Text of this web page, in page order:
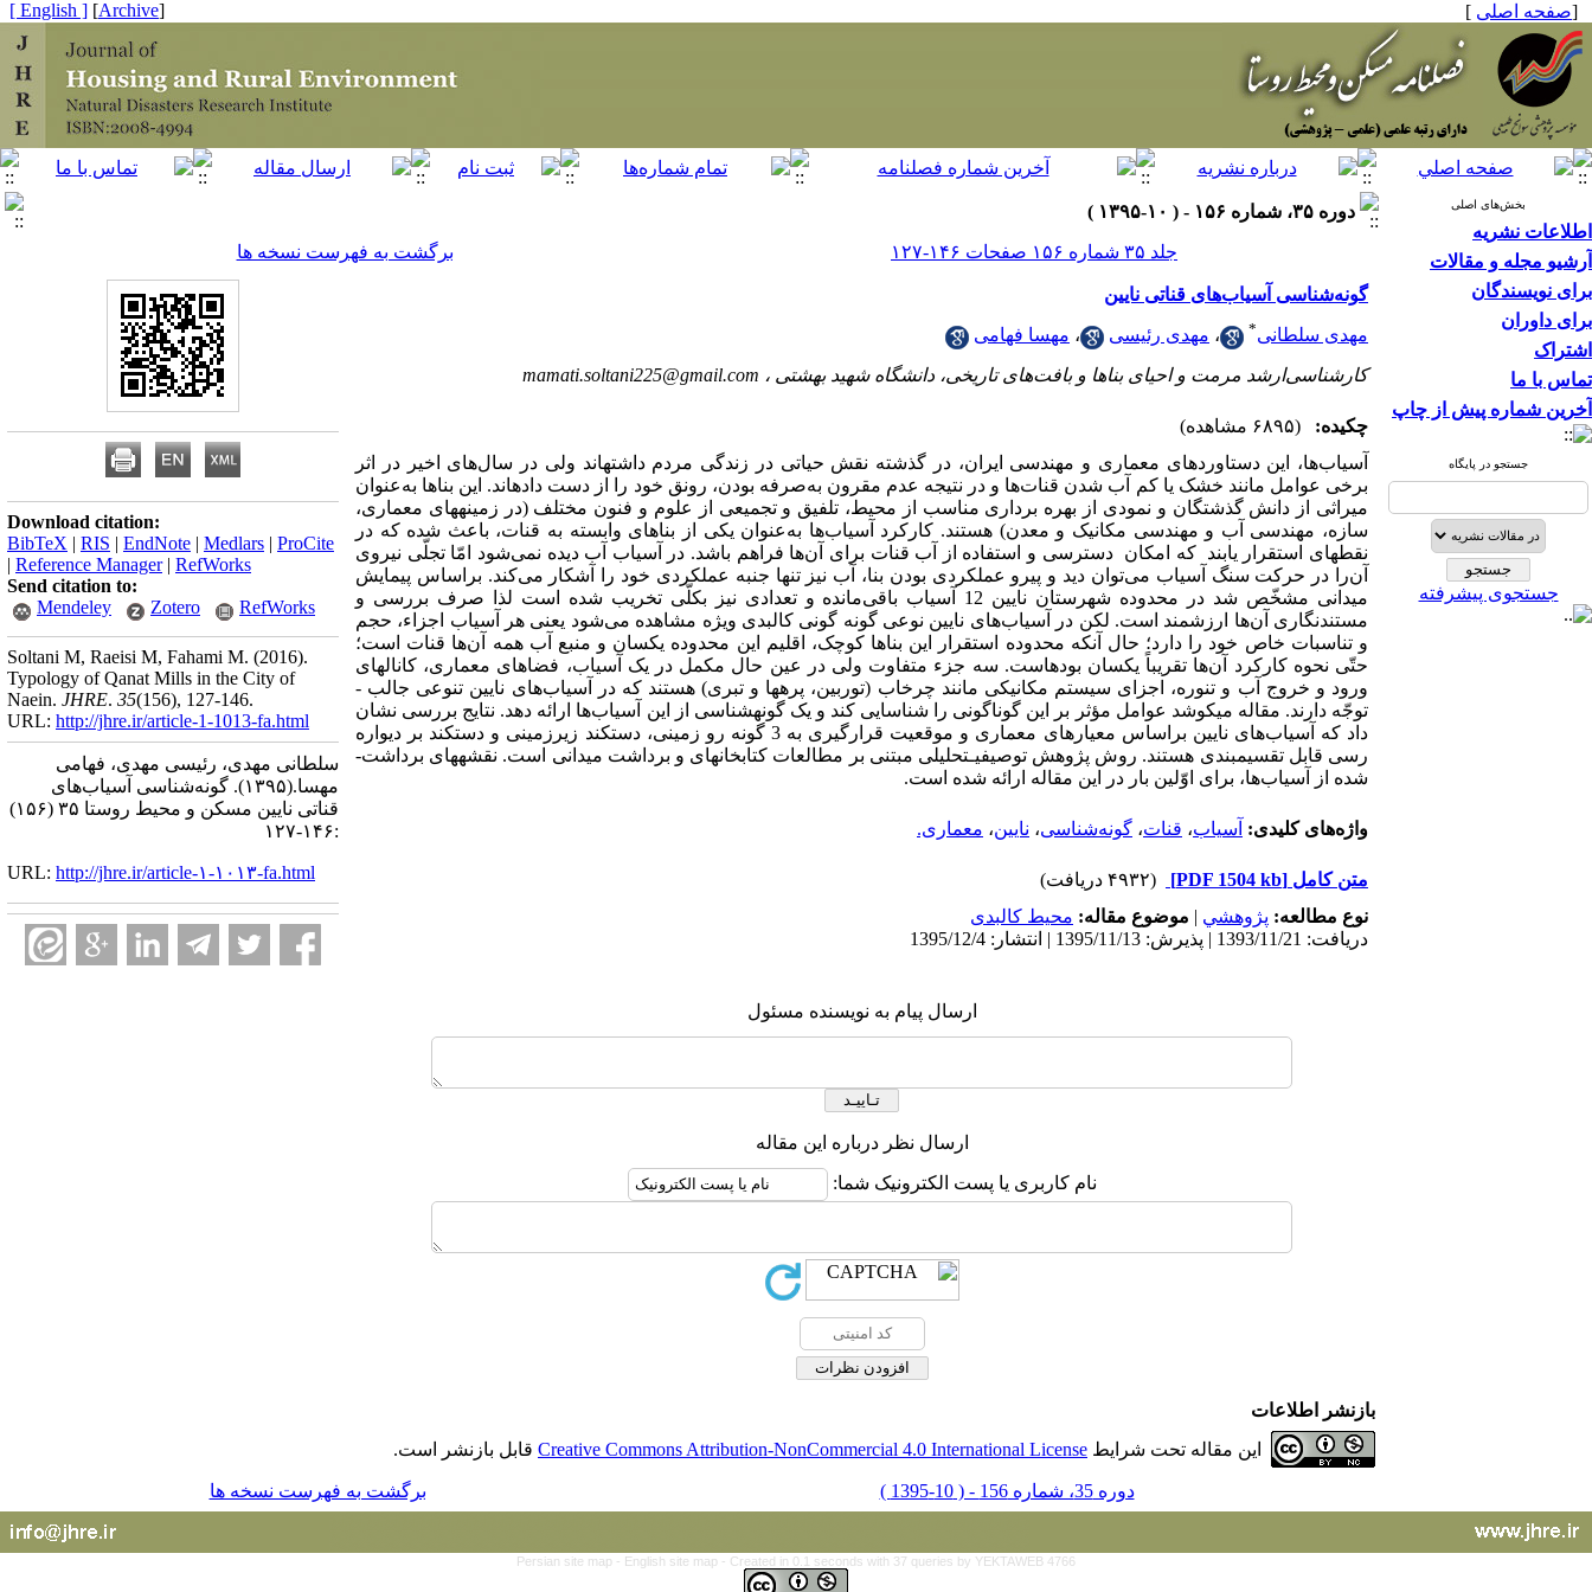
[صفحه اصلی ]
[
Archive
]
[ English ]
بخش‌های اصلی
اطلاعات نشریه
آرشیو مجله و مقالات
برای نویسندگان
برای داوران
اشتراک
تماس با ما
آخرین شماره پیش از چاپ
جستجو در پایگاه
جستجوی پیشرفته
دوره ۳۵، شماره ۱۵۶ - ( ۱۰-۱۳۹۵ )
جلد ۳۵ شماره ۱۵۶ صفحات ۱۴۶-۱۲۷
برگشت به فهرست نسخه ها
گونه‌شناسی آسیاب‌های قناتی نایین
مهدی سلطانی* ، مهدی رئیسی ، مهسا فهامی
کارشناسی‌ارشد مرمت و احیای بناها و بافت‌های تاریخی، دانشگاه شهید بهشتی ، mamati.soltani225@gmail.com
چکیده:
(۶۸۹۵ مشاهده)
آسیاب‌ها، این دستاوردهای معماری و مهندسی ایران، در گذشته نقش حیاتی در زندگی مردم داشته­اند ولی در سال‌های اخیر در اثر
برخی عوامل ‌مانند خشک یا کم آب شدن قنات‌ها و در نتیجه عدم مقرون به‌صرفه بودن، رونق خود را از دست داده­اند. این بناها به‌عنوان
میراثی از دانش گذشتگان و نمودی از بهره برداری مناسب از محیط، تلفیق و تجمیعی از علوم و فنون مختلف (در زمینه­های معماری،
سازه، مهندسی آب و مهندسی مکانیک و معدن) هستند. کارکرد آسیاب‌ها به‌عنوان یکی از بناهای وابسته به قنات، باعث شده که در
نقطه­ای استقرار یابند که امکان دسترسی و استفاده از آب قنات برای آن‌ها فراهم باشد. در آسیاب آب دیده ­‌نمی‌شود امّا تجلّی نیروی
آن‌را در حرکت سنگ آسیاب می‌توان دید و پیرو عملکردی بودن بنا، آب نیز تنها جنبه عملکردی خود را آشکار می‌کند. براساس پیمایش
میدانی مشخّص شد در محدوده­ شهرستان نایین 12 آسیاب باقی‌مانده و تعدادی نیز بکلّی تخریب شده است لذا صرف بررسی و
مستندنگاری آن‌ها ارزشمند است. لکن در آسیاب‌های نایین نوعی گونه­ گونی کالبدی ویژه مشاهده می‌شود یعنی هر آسیاب اجزاء، حجم
و تناسبات خاص خود را دارد؛ حال آنکه محدوده استقرار این بناها کوچک، اقلیم این محدوده یکسان و منبع آب همه آن‌ها قنات است؛
حتّی نحوه کارکرد آن‌ها تقریباً یکسان بوده­است. سه جزء متفاوت ولی در عین حال مکمل در یک آسیاب، فضاهای معماری، کانال­های
ورود و خروج آب و تنوره، اجزای سیستم مکانیکی مانند چرخاب (توربین‌، پره­ها و تبری) هستند که در آسیاب‌های نایین تنوعی جالب ­
توجّه دارند. مقاله می­کوشد عوامل مؤثر بر این گوناگونی را شناسایی کند و یک گونه­شناسی از این آسیاب‌ها ارائه دهد. نتایج بررسی نشان
داد که آسیاب‌های نایین بر‌اساس معیارهای معماری و موقعیت قرارگیری به 3 گونه رو زمینی، دستکند زیرزمینی و دستکند بر دیواره
رسی قابل تقسیم­بندی هستند. روش پژوهش توصیفی­ـ­تحلیلی مبتنی بر مطالعات کتابخانه­ای و برداشت میدانی است. نقشه­های برداشت­
شده از آسیاب‌ها، برای اوّلین بار در این مقاله ارائه شده است.
واژه‌های کلیدی: آسیاب، قنات، گونه‌شناسی، نایین، معماری.
متن کامل [PDF 1504 kb]
(۴۹۳۲ دریافت)
نوع مطالعه: پژوهشي | موضوع مقاله: محیط کالبدی
دریافت: 1393/11/21 | پذیرش: 1395/11/13 | انتشار: 1395/12/4
ارسال پیام به نویسنده مسئول
ارسال نظر درباره این مقاله
نام کاربری یا پست الکترونیک شما:
Download citation:
BibTeX | RIS | EndNote | Medlars | ProCite
| Reference Manager| RefWorks
Send citation to:
Mendeley
Zotero RefWorks
Soltani M, Raeisi M, Fahami M. (2016).
Typology of Qanat Mills in the City of
Naein. JHRE. 35(156), 127-146.
URL: http://jhre.ir/article-1-1013-fa.html
سلطانی مهدی، رئیسی مهدی، فهامی
مهسا.(۱۳۹۵).
گونه‌شناسی آسیاب‌های
قناتی نایین مسکن و محیط روستا ۳۵ (۱۵۶)
:۱۴۶-۱۲۷
URL: http://jhre.ir/article-۱-۱۰۱۳-fa.html
بازنشر اطلاعات
این مقاله تحت شرایط Creative Commons Attribution-NonCommercial 4.0 International License قابل بازنشر است.
دوره 35، شماره 156 - ( 10-1395 ) برگشت به فهرست نسخه ها
Persian site map - English site map - Created in 0.1 seconds with 37 queries by YEKTAWEB 4766